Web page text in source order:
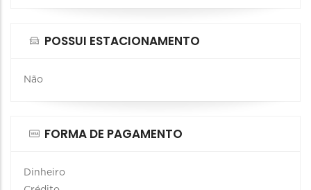
POSSUI ESTACIONAMENTO
Não
FORMA DE PAGAMENTO
Dinheiro